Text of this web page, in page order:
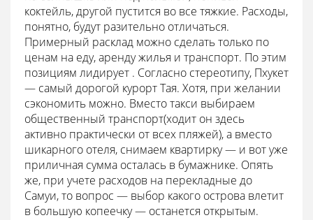
коктейль, другой пустится во все тяжкие. Расходы,
понятно, будут разительно отличаться.
Примерный расклад можно сделать только по
ценам на еду, аренду жилья и транспорт. По этим
позициям лидирует . Согласно стереотипу, Пхукет
— самый дорогой курорт Тая. Хотя, при желании
сэкономить можно. Вместо такси выбираем
общественный транспорт(ходит он здесь
активно практически от всех пляжей), а вместо
шикарного отеля, снимаем квартирку — и вот уже
приличная сумма осталась в бумажнике. Опять
же, при учете расходов на перекладные до
Самуи, то вопрос — выбор какого острова влетит
в большую копеечку — останется открытым.